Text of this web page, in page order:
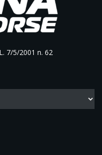
7/5/2001 n. 62